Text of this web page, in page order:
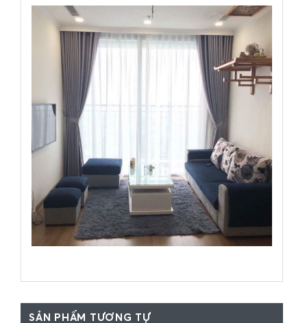
SẢN PHẨM TƯƠNG TỰ